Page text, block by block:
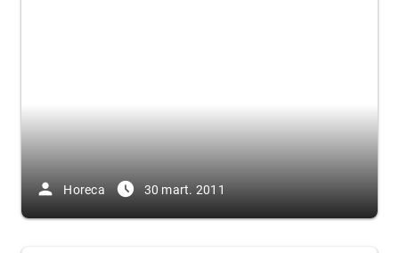
person Horeca access_time_filled 30 mart. 2011